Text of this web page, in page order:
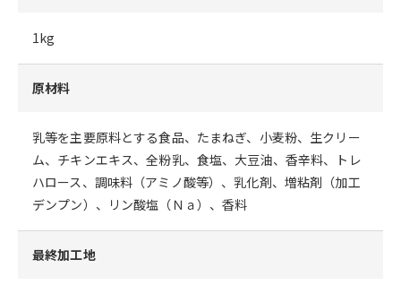
1kg
原材料
乳等を主要原料とする食品、たまねぎ、小麦粉、生クリー
ム、チキンエキス、全粉乳、食塩、大豆油、香辛料、トレ
ハロース、調味料（アミノ酸等）、乳化剤、増粘剤（加工
デンプン）、リン酸塩（Ｎａ）、香料
最終加工地